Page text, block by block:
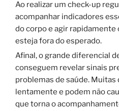
Ao realizar um check-up
acompanhar indicadores
do corpo e agir rapidamente
esteja fora do esperado.
Afinal, o grande diferencial
conseguem revelar sinais
problemas de saúde.
lentamente e podem não
que torna o